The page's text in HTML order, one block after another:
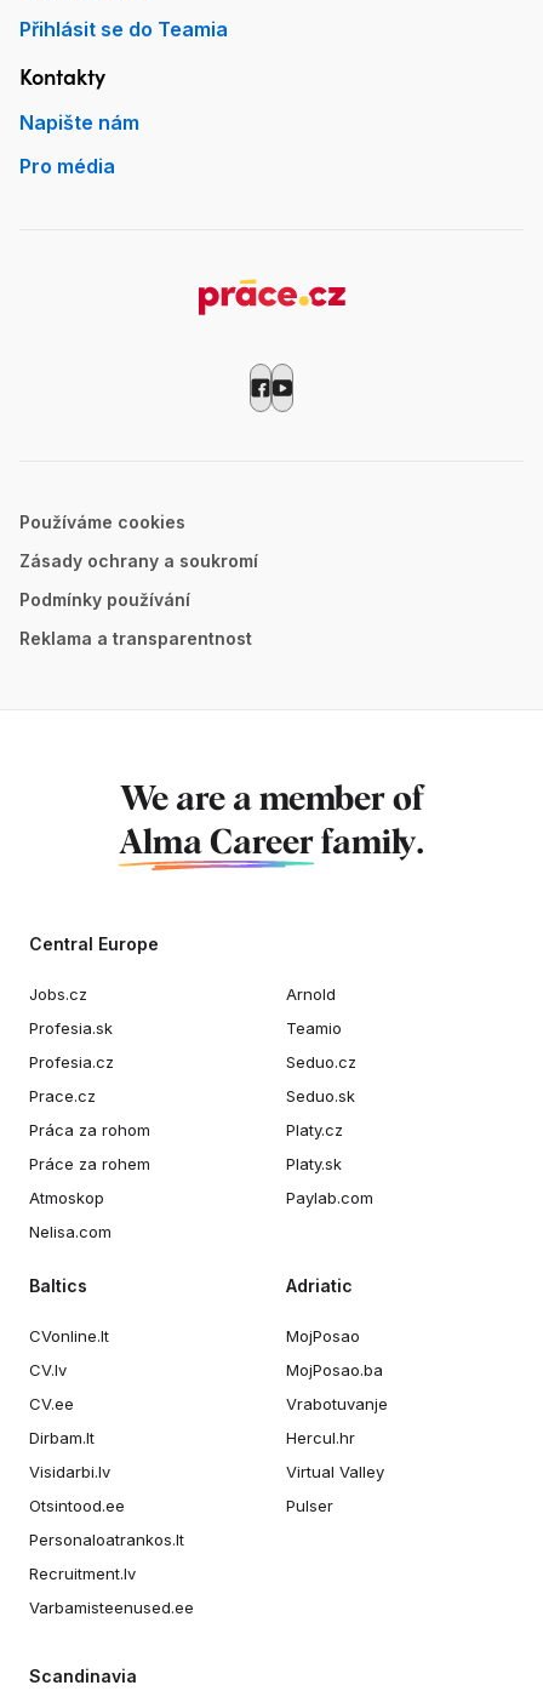
Přihlásit se do Teamia
Kontakty
Napište nám
Pro média
Používáme cookies
Zásady ochrany a soukromí
Podmínky používání
Reklama a transparentnost
We are a member of
Alma Career family.
Central Europe
Jobs.cz
Profesia.sk
Profesia.cz
Prace.cz
Práca za rohom
Práce za rohem
Atmoskop
Nelisa.com
Arnold
Teamio
Seduo.cz
Seduo.sk
Platy.cz
Platy.sk
Paylab.com
Baltics
CVonline.lt
CV.lv
CV.ee
Dirbam.lt
Visidarbi.lv
Otsintood.ee
Personaloatrankos.lt
Recruitment.lv
Varbamisteenused.ee
Adriatic
MojPosao
MojPosao.ba
Vrabotuvanje
Hercul.hr
Virtual Valley
Pulser
Scandinavia